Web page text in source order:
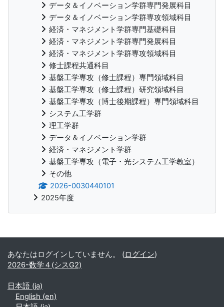
データ＆イノベーション学群専門発展科目
データ＆イノベーション学群専攻領域科目
経済・マネジメント学群専門基礎科目
経済・マネジメント学群専門発展科目
経済・マネジメント学群専攻領域科目
修士課程共通科目
基盤工学専攻（修士課程）専門領域科目
基盤工学専攻（修士課程）研究領域科目
基盤工学専攻（博士後期課程）専門領域科目
システム工学群
理工学群
データ＆イノベーション学群
経済・マネジメント学群
基盤工学専攻（電子・光システム工学教室）
その他
2026-0030440101
2025年度
補助ブロック
あなたはログインしていません。 (ログイン)
2026-数学４(シスG2)
日本語 ‎(ja)‎
English ‎(en)‎